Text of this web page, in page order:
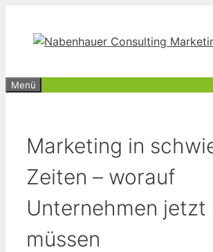
springen
Menü
Marketing in
Zeiten – worauf
Unternehmen jetzt
müssen